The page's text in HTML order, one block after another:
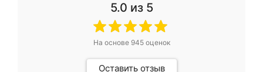
5.0 из 5
На основе 945оценок
Оставить отзыв